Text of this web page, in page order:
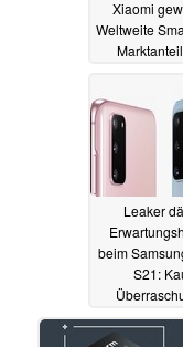
Xiaomi
Weltweite
Leaker
beim
S21:
geplant,
Fast-Charging